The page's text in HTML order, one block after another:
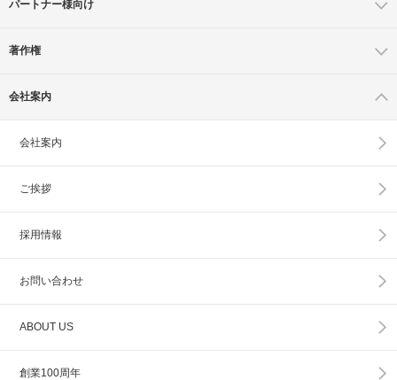
パートナー様向け
著作権
会社案内
会社案内
ご挨拶
採用情報
お問い合わせ
ABOUT US
創業100周年